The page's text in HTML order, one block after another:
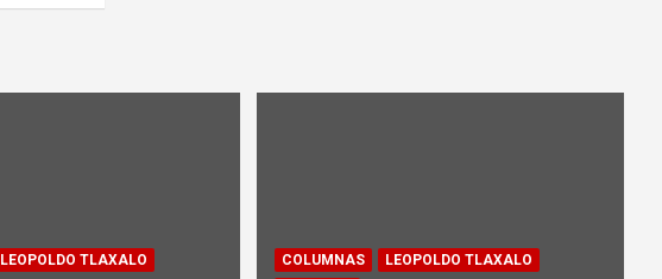
LEOPOLDO TLAXALO
COLUMNAS
LEOPOLDO TLAXALO